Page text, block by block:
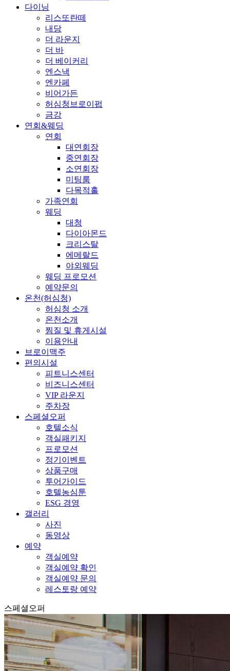
다이닝
리스또란떼
내당
더 라운지
더 바
더 베이커리
엔스낵
엔카페
비어가든
허심청브로이펍
금강
연회&웨딩
연회
대연회장
중연회장
소연회장
미팅룸
다목적홀
가족연회
웨딩
대청
다이아몬드
크리스탈
에메랄드
야외웨딩
웨딩 프로모션
예약문의
온천(허심청)
허심청 소개
온천소개
찜질 및 휴게시설
이용안내
브로이맥주
편의시설
피트니스센터
비즈니스센터
VIP 라운지
주차장
스페셜오퍼
호텔소식
객실패키지
프로모션
정기이벤트
상품구매
투어가이드
호텔농심툰
ESG 경영
갤러리
사진
동영상
예약
객실예약
객실예약 확인
객실예약 문의
레스토랑 예약
스페셜오퍼